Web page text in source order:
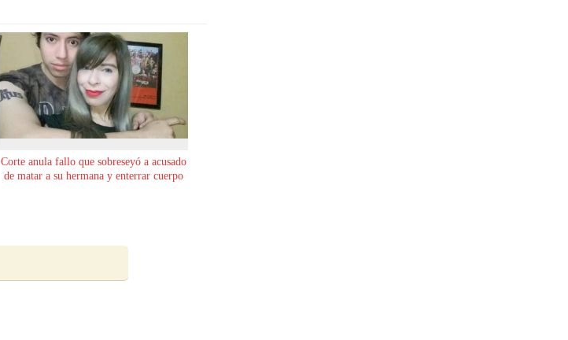
Corte anula fallo que sobreseyó a acusado
de matar a su hermana y enterrar cuerpo